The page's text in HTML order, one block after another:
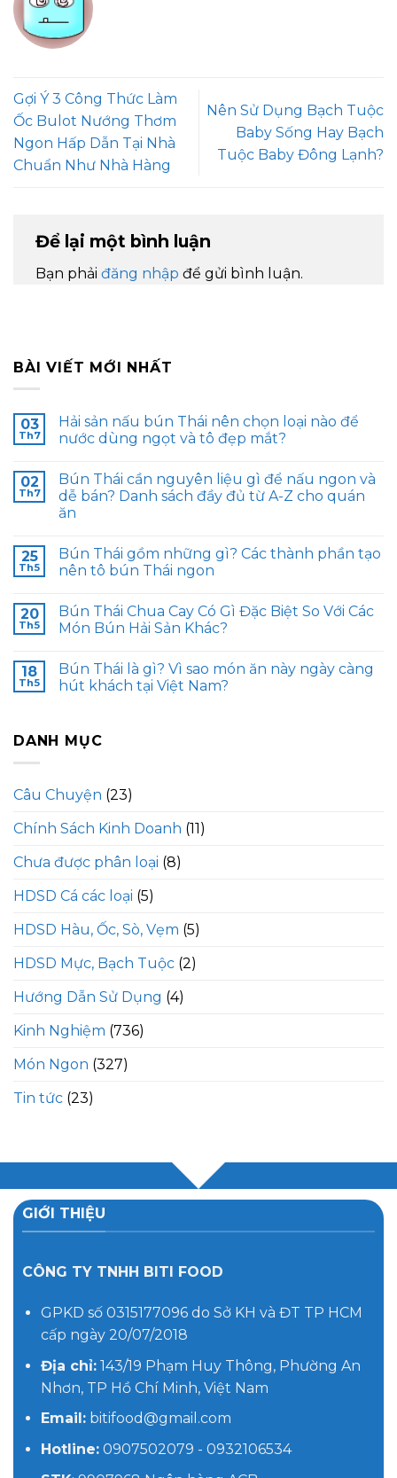
Gợi Ý 3 Công Thức Làm
Ốc Bulot Nướng Thơm
Ngon Hấp Dẫn Tại Nhà
Chuẩn Như Nhà Hàng
Nên Sử Dụng Bạch Tuộc
Baby Sống Hay Bạch
Tuộc Baby Đông Lạnh?
Để lại một bình luận
Bạn phải đăng nhập để gửi bình luận.
BÀI VIẾT MỚI NHẤT
03
Th7
Hải sản nấu bún Thái nên chọn loại nào để
nước dùng ngọt và tô đẹp mắt?
02
Th7
Bún Thái cần nguyên liệu gì để nấu ngon và
dễ bán? Danh sách đầy đủ từ A-Z cho quán
ăn
25
Th5
Bún Thái gồm những gì? Các thành phần tạo
nên tô bún Thái ngon
20
Th5
Bún Thái Chua Cay Có Gì Đặc Biệt So Với Các
Món Bún Hải Sản Khác?
18
Th5
Bún Thái là gì? Vì sao món ăn này ngày càng
hút khách tại Việt Nam?
DANH MỤC
Câu Chuyện (23)
Chính Sách Kinh Doanh (11)
Chưa được phân loại (8)
HDSD Cá các loại (5)
HDSD Hàu, Ốc, Sò, Vẹm (5)
HDSD Mực, Bạch Tuộc (2)
Hướng Dẫn Sử Dụng (4)
Kinh Nghiệm (736)
Món Ngon (327)
Tin tức (23)
GIỚI THIỆU
CÔNG TY TNHH BITI FOOD
GPKD số 0315177096 do Sở KH và ĐT TP HCM
cấp ngày 20/07/2018
Địa chỉ:143/19 Phạm Huy Thông, Phường An
Nhơn, TP Hồ Chí Minh, Việt Nam
Email:bitifood@gmail.com
Hotline:0907502079 - 0932106534